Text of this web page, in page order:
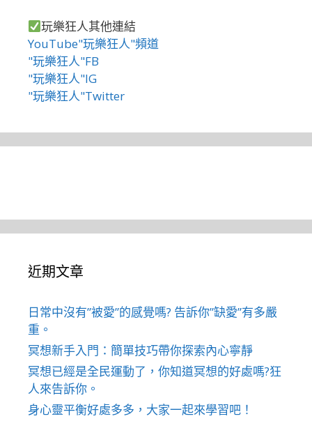
玩樂狂人其他連結
YouTube"玩樂狂人"頻道
"玩樂狂人"FB
"玩樂狂人"IG
"玩樂狂人"Twitter
近期文章
日常中沒有”被愛”的感覺嗎? 告訴你”缺愛”有多嚴
重。
冥想新手入門：簡單技巧帶你探索內心寧靜
冥想已經是全民運動了，你知道冥想的好處嗎?狂
人來告訴你。
身心靈平衡好處多多，大家一起來學習吧！